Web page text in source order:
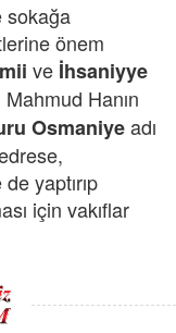
sokağa
önem
ve İhsaniyye
Hanın
Osmaniyeadı
yaptırıp
için vakıflar